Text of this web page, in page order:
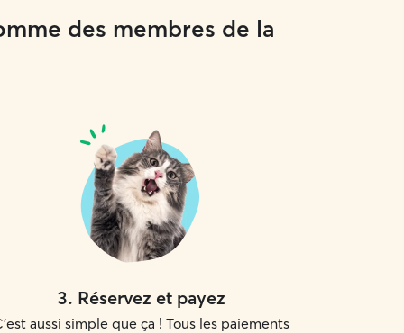
des membres de la
3. Réservez et payez
aussi simple que ça ! Tous les paiements